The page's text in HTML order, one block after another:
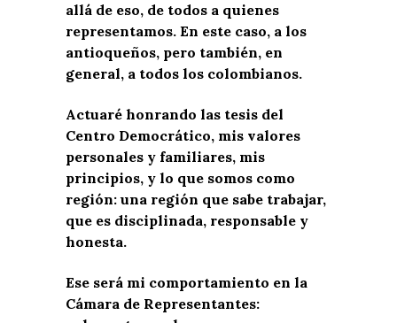
allá de eso, de todos a quienes
representamos. En este caso, a los
antioqueños, pero también, en
general, a todos los colombianos.
Actuaré honrando las tesis del
Centro Democrático, mis valores
personales y familiares, mis
principios, y lo que somos como
región: una región que sabe trabajar,
que es disciplinada, responsable y
honesta.
Ese será mi comportamiento en la
Cámara de Representantes: